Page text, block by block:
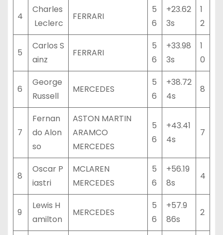
4
Charles
Leclerc
FERRARI
5
6
+23.62
3s
1
2
5
Carlos S
ainz
FERRARI
5
6
+33.98
3s
1
0
6
George
Russell
MERCEDES
5
6
+38.72
4s
8
7
Fernan
do Alon
so
ASTON MARTIN
ARAMCO
MERCEDES
5
6
+43.41
4s
7
8
Oscar P
iastri
MCLAREN
MERCEDES
5
6
+56.19
8s
4
9
Lewis H
amilton
MERCEDES
5
6
+57.9
86s
2